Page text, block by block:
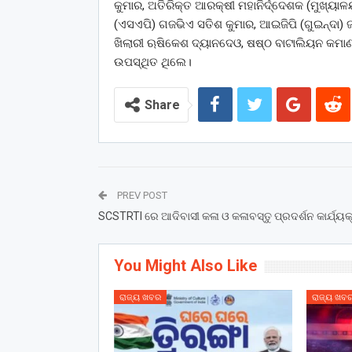
କୁମାର, ଅତିରିକ୍ତ ଆରକ୍ଷୀ ମହାନିର୍ଦ୍ଦେଶକ
(ଏସଏପି) ଗଜଭିଏ ସତିଶ କୁମାର, ଆଇଜିପି (ଗୁଇନ୍ଦା)
ଖିଲାରୀ ଋଷିକେଶ ଦ୍ୟାନଦେଓ, ଷଷ୍ଠ ବାଟାଲିୟନ
ଉପସ୍ଥିତ ଥିଲେ।
Share
PREV POST
SCSTRTI ରେ ଆଦିବାସୀ କଳା ଓ କଳାବସ୍ତୁ ପ୍ରଦର୍ଶନ
You Might Also Like
ରାଜ୍ୟ ଖବର ରାଜ୍ୟ